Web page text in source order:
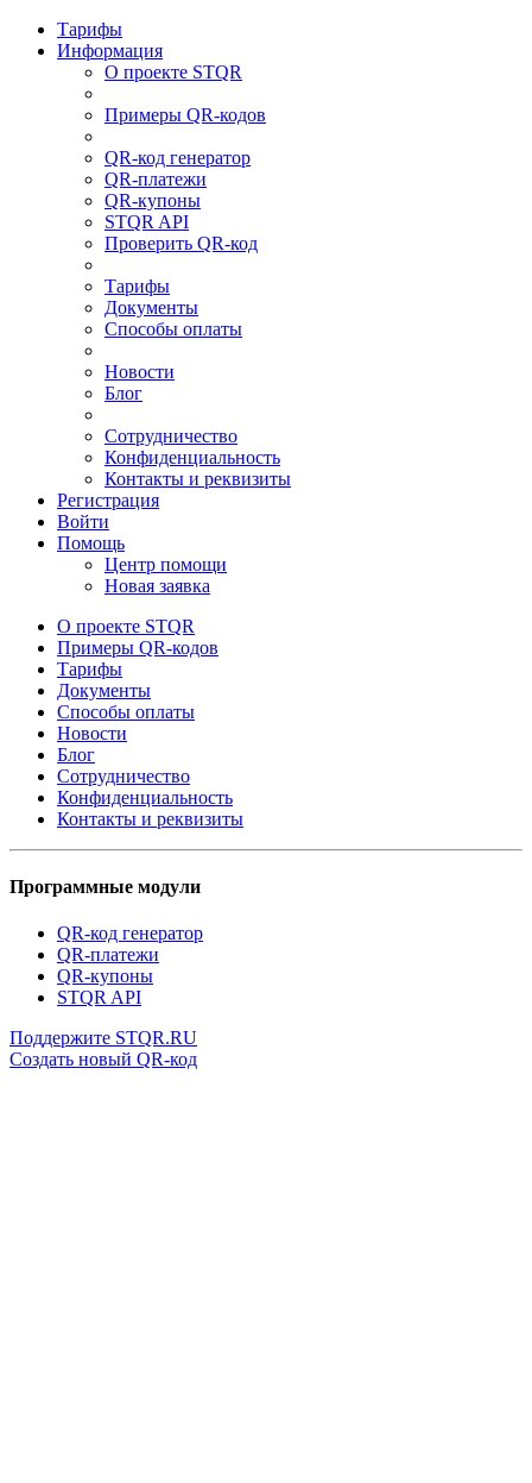
Тарифы
Информация
О проекте STQR
Примеры QR-кодов
QR-код генератор
QR-платежи
QR-купоны
STQR API
Проверить QR-код
Тарифы
Документы
Способы оплаты
Новости
Блог
Сотрудничество
Конфиденциальность
Контакты и реквизиты
Регистрация
Войти
Помощь
Центр помощи
Новая заявка
О проекте STQR
Примеры QR-кодов
Тарифы
Документы
Способы оплаты
Новости
Блог
Сотрудничество
Конфиденциальность
Контакты и реквизиты
Программные модули
QR-код генератор
QR-платежи
QR-купоны
STQR API
Поддержите STQR.RU
Создать новый QR-код